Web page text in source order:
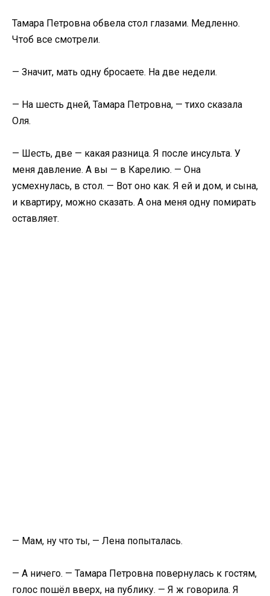
Тамара Петровна обвела стол глазами. Медленно.
Чтоб все смотрели.
— Значит, мать одну бросаете. На две недели.
— На шесть дней, Тамара Петровна, — тихо сказала
Оля.
— Шесть, две — какая разница. Я после инсульта. У
меня давление. А вы — в Карелию. — Она
усмехнулась, в стол. — Вот оно как. Я ей и дом, и сына,
и квартиру, можно сказать. А она меня одну помирать
оставляет.
— Мам, ну что ты, — Лена попыталась.
— А ничего. — Тамара Петровна повернулась к гостям,
голос пошёл вверх, на публику. — Я ж говорила. Я